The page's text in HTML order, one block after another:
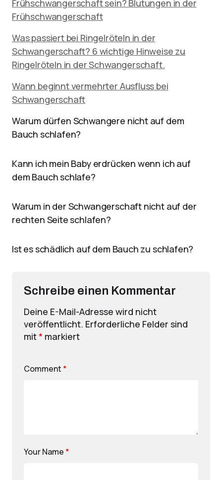
Frühschwangerschaft sein? Blutungen in der
Frühschwangerschaft
Was passiert bei Ringelröteln in der
Schwangerschaft? 6 wichtige Hinweise zu
Ringelröteln in der Schwangerschaft.
Wann beginnt vermehrter Ausfluss bei
Schwangerschaft
Warum dürfen Schwangere nicht auf dem
Bauch schlafen?
Kann ich mein Baby erdrücken wenn ich auf
dem Bauch schlafe?
Warum in der Schwangerschaft nicht auf der
rechten Seite schlafen?
Ist es schädlich auf dem Bauch zu schlafen?
Schreibe einen Kommentar
Deine E-Mail-Adresse wird nicht
veröffentlicht. Erforderliche Felder sind
mit* markiert
Comment *
Your Name *